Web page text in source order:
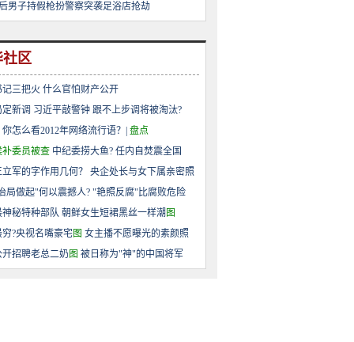
男子持假枪扮警察突袭足浴店抢劫
区
三把火 什么官怕财产公开
新调 习近平敲警钟 跟不上步调将被淘汰?
怎么看2012年网络流行语？|
盘点
委员被查 中纪委捞大鱼? 任内自焚震全国
军的字作用几何？
央企处长与女下属亲密照
局做起"何以震撼人? "艳照反腐"比腐败危险
秘特种部队 朝鲜女生短裙黑丝一样潮图
?央视名嘴豪宅图 女主播不愿曝光的素颜照
招聘老总二奶图 被日称为"神"的中国将军